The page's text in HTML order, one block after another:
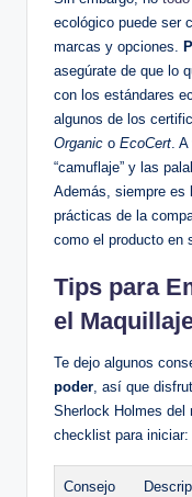
ecológico puede ser
marcas y opciones.
asegúrate de que lo
con los estándares
algunos de los
Organic o EcoCert.
“camuflaje” y las
Además, siempre es
prácticas de la
como el producto en
Tips para
el
Te dejo algunos
poder, así que
Sherlock Holmes del
checklist para iniciar:
Consejo